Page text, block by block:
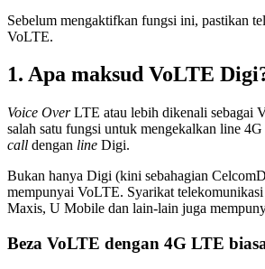
Sebelum mengaktifkan fungsi ini, pastikan
VoLTE.
1. Apa maksud VoLTE
Voice OverLTE atau lebih dikenali sebagai
salah satu fungsi untuk mengekalkan line 4G
call dengan line Digi.
Bukan hanya Digi (kini sebahagian
mempunyai VoLTE. Syarikat
Maxis, U Mobile dan lain-lain juga
Beza VoLTE dengan 4G LTE